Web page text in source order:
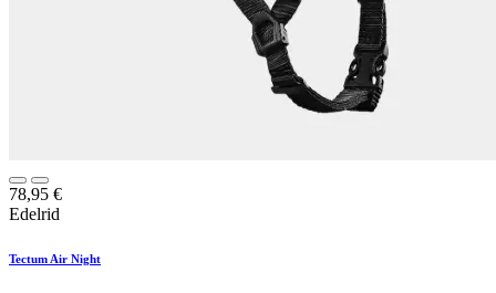
78,95 €
Edelrid
Tectum Air Night